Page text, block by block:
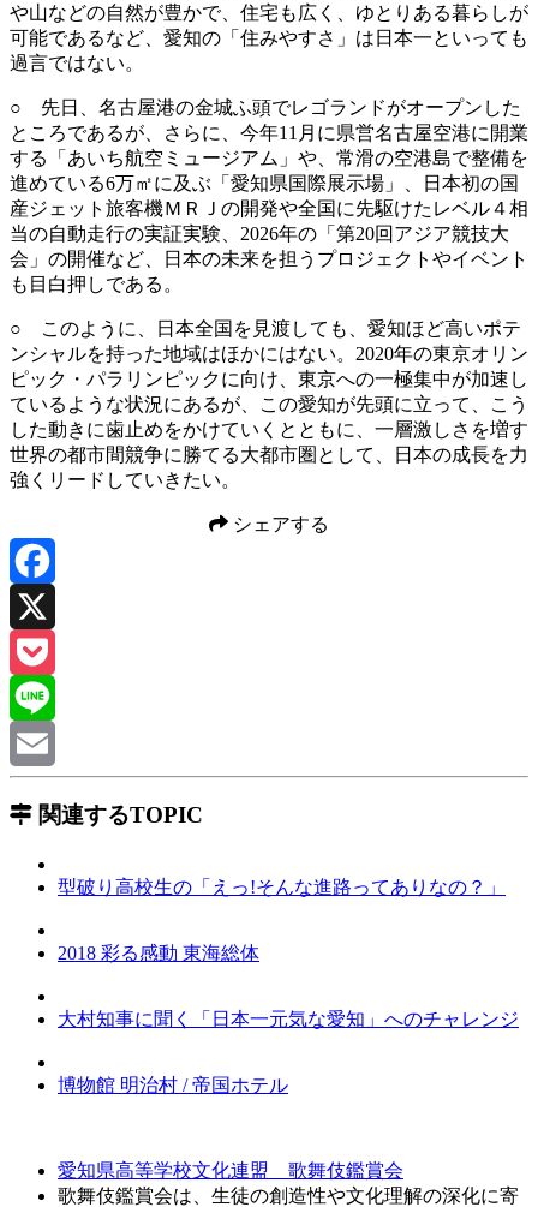
や山などの自然が豊かで、住宅も広く、ゆとりある暮らしが
可能であるなど、愛知の「住みやすさ」は日本一といっても
過言ではない。
○ 先日、名古屋港の金城ふ頭でレゴランドがオープンした
ところであるが、さらに、今年11月に県営名古屋空港に開業
する「あいち航空ミュージアム」や、常滑の空港島で整備を
進めている6万㎡に及ぶ「愛知県国際展示場」、日本初の国
産ジェット旅客機ＭＲＪの開発や全国に先駆けたレベル４相
当の自動走行の実証実験、2026年の「第20回アジア競技大
会」の開催など、日本の未来を担うプロジェクトやイベント
も目白押しである。
○ このように、日本全国を見渡しても、愛知ほど高いポテ
ンシャルを持った地域はほかにはない。2020年の東京オリン
ピック・パラリンピックに向け、東京への一極集中が加速し
ているような状況にあるが、この愛知が先頭に立って、こう
した動きに歯止めをかけていくとともに、一層激しさを増す
世界の都市間競争に勝てる大都市圏として、日本の成長を力
強くリードしていきたい。
シェアする
関連するTOPIC
型破り高校生の「えっ!そんな進路ってありなの？」
2018 彩る感動 東海総体
大村知事に聞く「日本一元気な愛知」へのチャレンジ
博物館 明治村 / 帝国ホテル
愛知県高等学校文化連盟 歌舞伎鑑賞会
歌舞伎鑑賞会は、生徒の創造性や文化理解の深化に寄